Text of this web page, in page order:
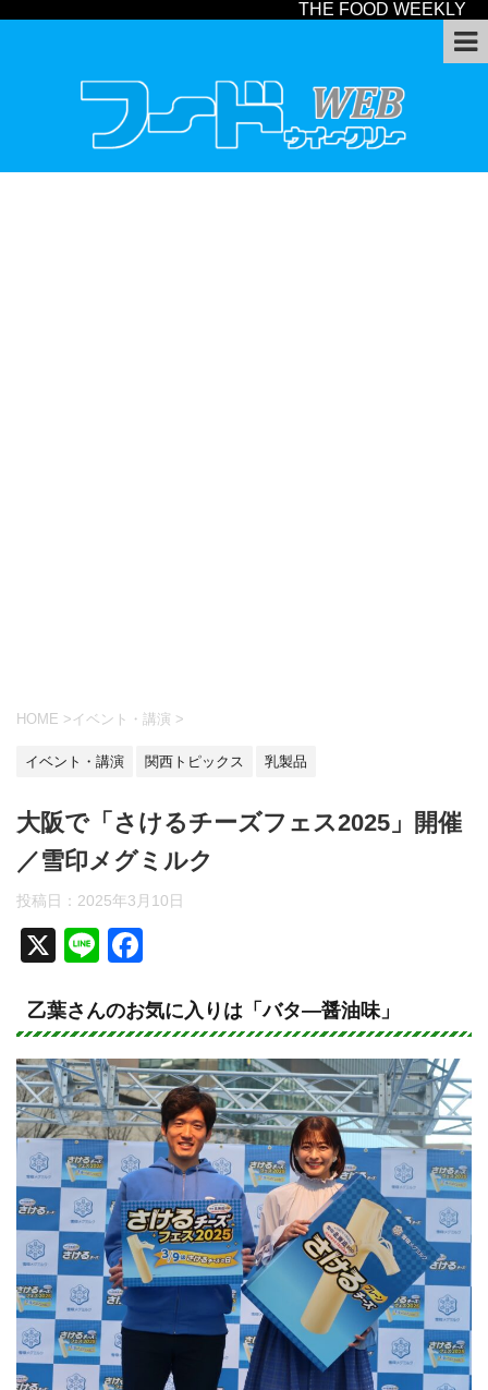
THE FOOD WEEKLY
HOME > イベント・講演 >
イベント・講演 関西トピックス 乳製品
大阪で「さけるチーズフェス2025」開催
／雪印メグミルク
投稿日： 2025年3月10日
X
Li
e
c
e
b
o
o
k
乙葉さんのお気に入りは「バタ―醤油味」